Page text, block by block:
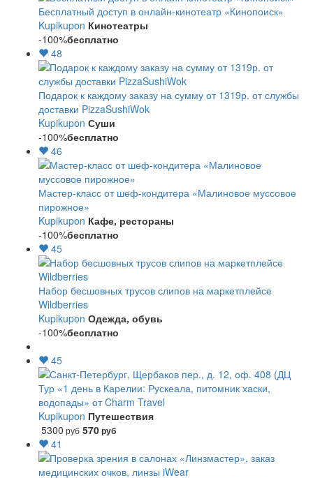
Бесплатный доступ в онлайн-кинотеатр «Кинопоиск»
Kupikupon Кинотеатры
-100%бесплатно
48
Подарок к каждому заказу на сумму от 1319р. от службы
доставки PizzaSushiWok
Kupikupon Суши
-100%бесплатно
46
Мастер-класс от шеф-кондитера «Малиновое муссовое
пирожное»
Kupikupon Кафе, рестораны
-100%бесплатно
45
Набор бесшовных трусов слипов на маркетплейсе
Wildberries
Kupikupon Одежда, обувь
-100%бесплатно
45
Тур «1 день в Карелии: Рускеала, питомник хаски,
водопады» от Charm Travel
Kupikupon Путешествия
5300 руб 570руб
41